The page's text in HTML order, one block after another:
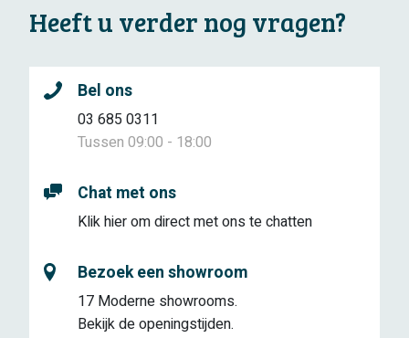
Heeft u verder nog vragen?
Bel ons
03 685 0311
Tussen 09:00 - 18:00
Chat met ons
Klik hier om direct met ons te chatten
Bezoek een showroom
17 Moderne showrooms.
Bekijk de openingstijden.